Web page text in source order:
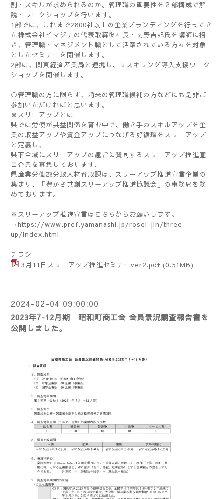
割・スキルが求められるのか。管理職の重要性を２部構成で解
説・ワークショップを行います。
1部では、これまで2800社以上の企業ブランディングを行ってき
た株式会社イマジナの代表取締役社長・関野吉記氏を講師に招
き、管理職・マネジメント職として活躍されている方々を対象
としたセミナーを開催します。
2部は、関東経済産業局と連携し、リスキリング導入支援ワーク
ショップを開催します。
○管理職の方に限らず、将来の管理職候補の方などにも是非ご
参加いただければと思います。
※スリーアップとは
県では労使が共益関係を育む中で、働き手のスキルアップを企
業の収益アップや賃金アップにつなげる好循環をスリーアップ
と定義し、
県下全域にスリーアップの趣旨に賛同するスリーアップ推進宣
言企業を募集しております。
県産業労働部労政人材育成課は、スリーアップ推進宣言企業の
集まり、「豊かさ共創スリーアップ推進協議会」の事務局を務
めております。
※スリーアップ推進宣言はこちらからお願いします。
→https://www.pref.yamanashi.jp/rosei-jin/three-
up/index.html
チラシ
3月11日スリーアップ推進セミナーver2.pdf (0.51MB)
2024-02-04 09:00:00
2023年7-12月期 昭和町商工会 会員景況調査報告書を
公開しました。